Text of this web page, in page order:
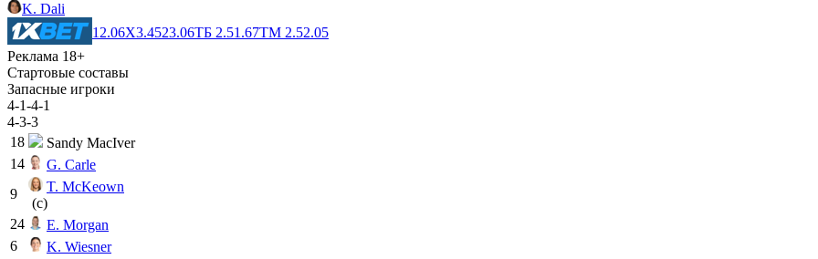
K. Dali
1 2.06X3.4523.06ТБ 2.51.67ТМ 2.52.05
Реклама 18+
Стартовые составы
Запасные игроки
4-1-4-1
4-3-3
18
Sandy MacIver
14
G. Carle
9
T. McKeown
(c)
24
E. Morgan
6
K. Wiesner